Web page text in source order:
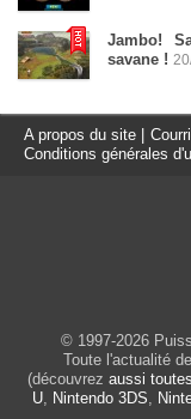
Jambo!
savane !
A propos du site
Conditions générales
© 1997-2026
Toute l'actualité
(découvrez aussi
U, Nintendo 3DS,